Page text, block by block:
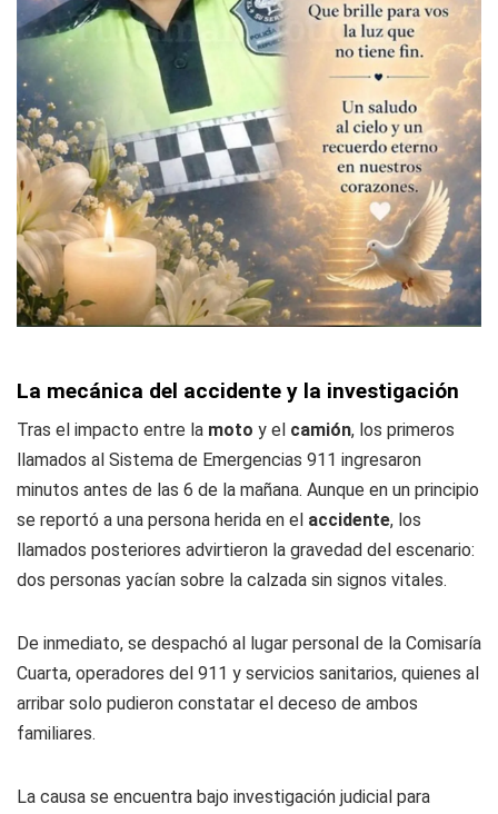
La mecánica del accidente y la investigación
Tras el impacto entre la moto y el camión, los primeros
llamados al Sistema de Emergencias 911 ingresaron
minutos antes de las 6 de la mañana. Aunque en un principio
se reportó a una persona herida en el accidente, los
llamados posteriores advirtieron la gravedad del escenario:
dos personas yacían sobre la calzada sin signos vitales.
De inmediato, se despachó al lugar personal de la Comisaría
Cuarta, operadores del 911 y servicios sanitarios, quienes al
arribar solo pudieron constatar el deceso de ambos
familiares.
La causa se encuentra bajo investigación judicial para